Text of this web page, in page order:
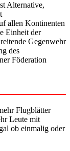
Alternative,
allen Kontinenten
Einheit der
Gegenwehr
des
Föderation
Flugblätter
Leute mit
ob einmalig oder